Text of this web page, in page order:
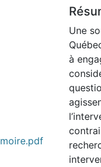
Une
à